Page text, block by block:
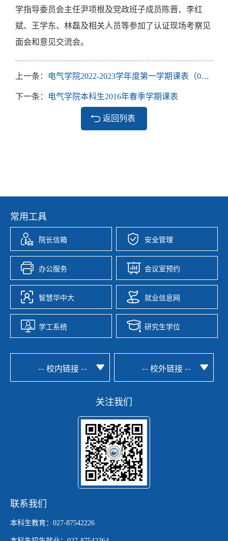
学指导委员会主任尹项根及党政班子成员陈晋、李红
斌、王学东、林磊及相关人员等参加了认证现场考察见
面会和意见交流会。
上一条： 电气学院2022-2023学年度第一学期课表（0829）
下一条： 电气学院本科生2016年春季学期课表
返回列表
常用工具
院长信箱 安全管理
办公服务 会议室预约
智慧华中大 就业信息网
学工系统 研究生学位
-- 校内链接 -- -- 校外链接 --
关注我们
联系我们
本科生教育：027-87542226